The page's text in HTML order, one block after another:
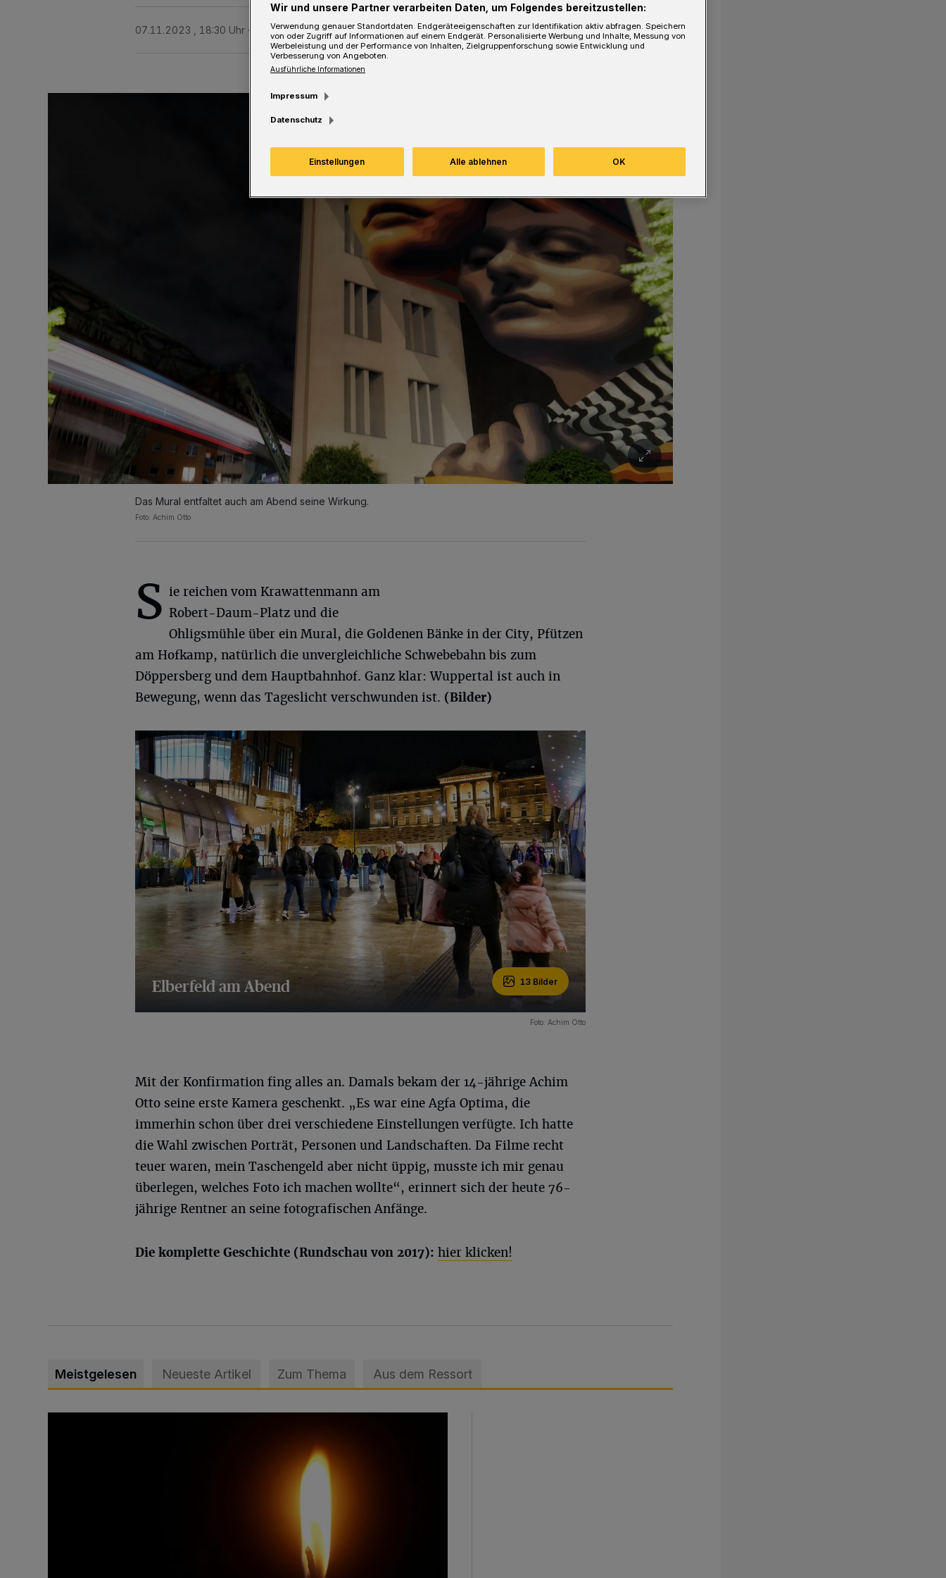
07.11.2023 , 18:30 Uhr Eine Minute Lesezeit
Das Mural entfaltet auch am Abend seine Wirkung.
Foto: Achim Otto
S ie reichen vom Krawattenmann am
Robert-Daum-Platz und die
Ohligsmühle über ein Mural, die Goldenen Bänke in der City, Pfützen
am Hofkamp, natürlich die unvergleichliche Schwebebahn bis zum
Döppersberg und dem Hauptbahnhof. Ganz klar: Wuppertal ist auch in
Bewegung, wenn das Tageslicht verschwunden ist. (Bilder)
Elberfeld am Abend 13 Bilder
Foto: Achim Otto
Mit der Konfirmation fing alles an. Damals bekam der 14-jährige Achim
Otto seine erste Kamera geschenkt. „Es war eine Agfa Optima, die
immerhin schon über drei verschiedene Einstellungen verfügte. Ich hatte
die Wahl zwischen Porträt, Personen und Landschaften. Da Filme recht
teuer waren, mein Taschengeld aber nicht üppig, musste ich mir genau
überlegen, welches Foto ich machen wollte“, erinnert sich der heute 76-
jährige Rentner an seine fotografischen Anfänge.
Die komplette Geschichte (Rundschau von 2017): hier klicken!
Meistgelesen Neueste Artikel Zum Thema Aus dem Ressort
Wir und unsere Partner verarbeiten Daten, um Folgendes bereitzustellen:
Verwendung genauer Standortdaten. Endgeräteeigenschaften zur Identifikation aktiv abfragen. Speichern
von oder Zugriff auf Informationen auf einem Endgerät. Personalisierte Werbung und Inhalte, Messung von
Werbeleistung und der Performance von Inhalten, Zielgruppenforschung sowie Entwicklung und
Verbesserung von Angeboten.
Ausführliche Informationen
Impressum
Datenschutz
Einstellungen Alle ablehnen OK